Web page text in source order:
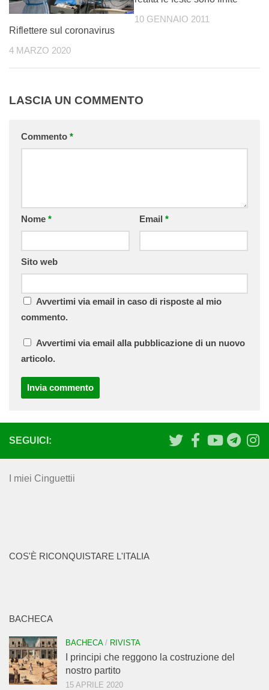
Riflettere sul coronavirus
4 MARZO 2020
10 GENNAIO 2011
LASCIA UN COMMENTO
Commento *
Nome * Email *
Sito web
Avvertimi via email in caso di risposte al mio
commento.
Avvertimi via email alla pubblicazione di un nuovo
articolo.
SEGUICI:
I miei Cinguettii
COS'È RICONQUISTARE L'ITALIA
BACHECA
BACHECA/ RIVISTA
I principi che reggono la costruzione del
nostro partito
15 APRILE 2020